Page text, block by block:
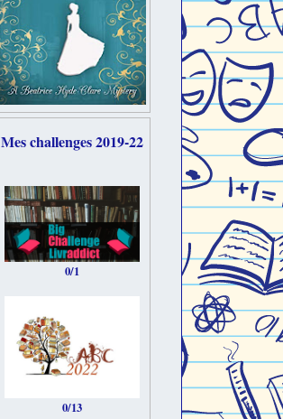
Mes challenges 2019-22
0/1
0/13